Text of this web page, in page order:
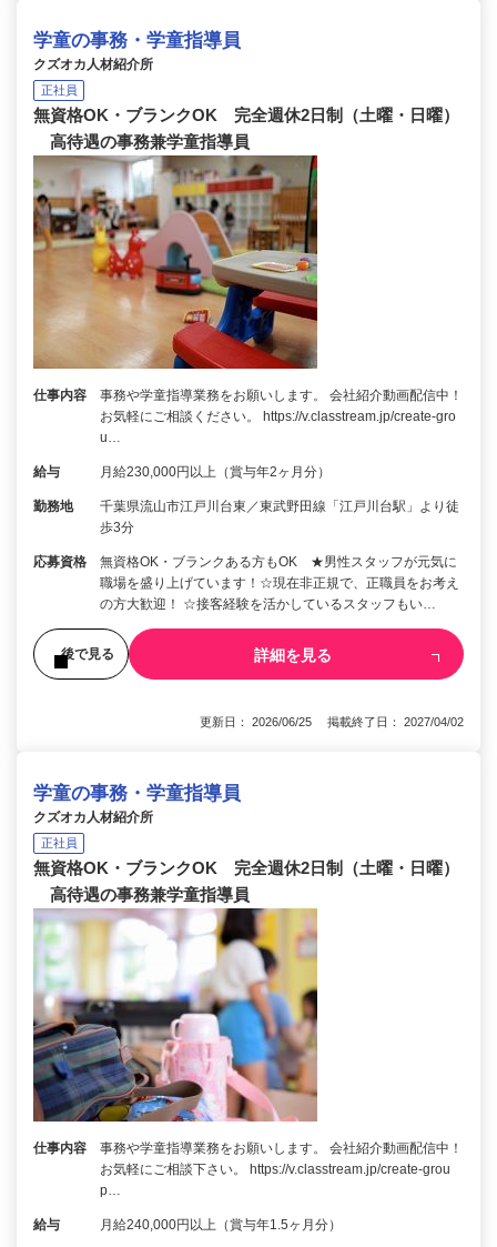
学童の事務・学童指導員
クズオカ人材紹介所
正社員
無資格OK・ブランクOK 完全週休2日制（土曜・日曜）
高待遇の事務兼学童指導員
仕事内容
事務や学童指導業務をお願いします。 会社紹介動画配信中！
お気軽にご相談ください。 https://v.classtream.jp/create-gro
u…
給与 月給230,000円以上（賞与年2ヶ月分）
勤務地
千葉県流山市江戸川台東／東武野田線「江戸川台駅」より徒
歩3分
応募資格
無資格OK・ブランクある方もOK ★男性スタッフが元気に
職場を盛り上げています！☆現在非正規で、正職員をお考え
の方大歓迎！ ☆接客経験を活かしているスタッフもい…
後で見る 詳細を見る
更新日： 2026/06/25 掲載終了日： 2027/04/02
学童の事務・学童指導員
クズオカ人材紹介所
正社員
無資格OK・ブランクOK 完全週休2日制（土曜・日曜）
高待遇の事務兼学童指導員
仕事内容
事務や学童指導業務をお願いします。 会社紹介動画配信中！
お気軽にご相談下さい。 https://v.classtream.jp/create-grou
p…
給与 月給240,000円以上（賞与年1.5ヶ月分）